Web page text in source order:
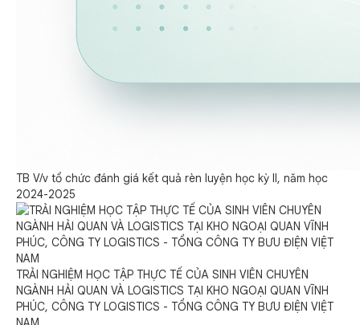
TB V/v tổ chức đánh giá kết quả rèn luyện học kỳ II, năm học
2024-2025
TRẢI NGHIỆM HỌC TẬP THỰC TẾ CỦA SINH VIÊN CHUYÊN
NGÀNH HẢI QUAN VÀ LOGISTICS TẠI KHO NGOẠI QUAN VĨNH
PHÚC, CÔNG TY LOGISTICS - TỔNG CÔNG TY BƯU ĐIỆN VIỆT